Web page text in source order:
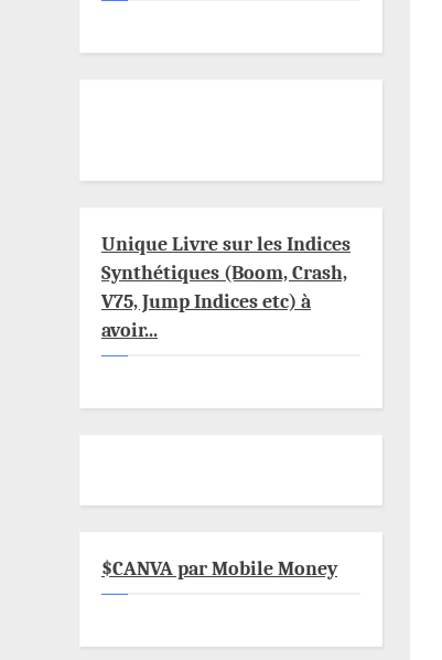
Unique Livre sur les Indices
Synthétiques (Boom, Crash,
V75, Jump Indices etc) à
avoir...
$CANVA par Mobile Money